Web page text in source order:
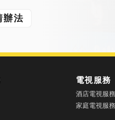
辦法
電視服務
酒店電視服務
家庭電視服務